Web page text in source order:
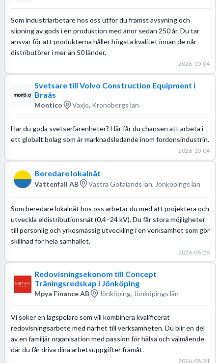
Som industriarbetare hos oss utför du främst avsyning och
slipning av gods i en produktion med anor sedan 250 år. Du tar
ansvar för att produkterna håller högsta kvalitet innan de når
distributörer i mer än 50 länder.
2026-10-04
Svetsare till Volvo Construction Equipment i
Braås
Montico Växjö, Kronobergs län
Har du goda svetserfarenheter? Här får du chansen att arbeta i
ett globalt bolag som är marknadsledande inom fordonsindustrin.
2026-10-04
Beredare lokalnät
Vattenfall AB Västra Götalands län, Jönköpings län
Som beredare lokalnät hos oss arbetar du med att projektera och
utveckla eldistributionsnät (0,4–24 kV). Du får stora möjligheter
till personlig och yrkesmässig utveckling i en verksamhet som gör
skillnad för hela samhället.
2026-08-26
Redovisningsekonom till Concept
Träningsredskap i Jönköping
Mpya Finance AB Jönköping, Jönköpings län
Vi söker en lagspelare som vill kombinera kvalificerat
redovisningsarbete med närhet till verksamheten. Du blir en del
av en familjär organisation med passion för hälsa och välmående
där du får driva dina arbetsuppgifter framåt.
2026-08-31